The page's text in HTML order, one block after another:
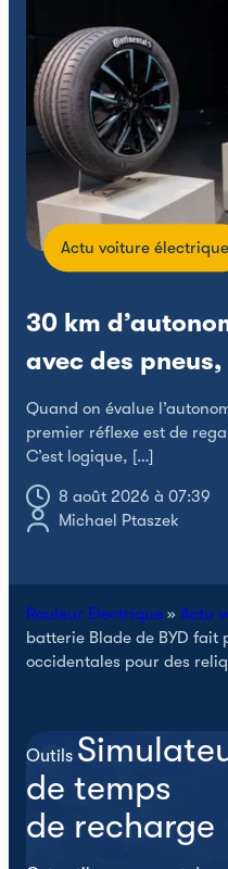
Rouleur Electrique » Actu
batterie Blade de BYD fait
occidentales pour des
Actu voiture électrique
30 km
avec des pneus,
Quand on évalue
premier réflexe est de
C’est logique, […]
8 août 2026 à 07:39
Michael Ptaszek
Outils
de temps
de recharge